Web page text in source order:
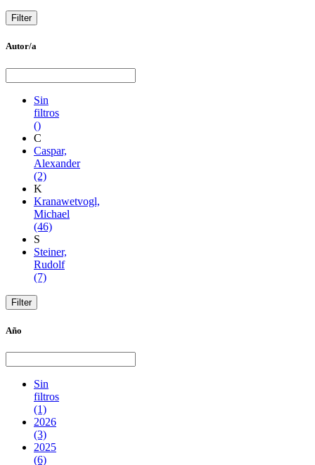
Autor/a
Sin
filtros
()
C
Caspar,
Alexander
(2)
K
Kranawetvogl,
Michael
(46)
S
Steiner,
Rudolf
(7)
Año
Sin
filtros
(1)
2026
(3)
2025
(6)